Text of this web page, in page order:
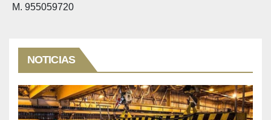
M. 955059720
NOTICIAS